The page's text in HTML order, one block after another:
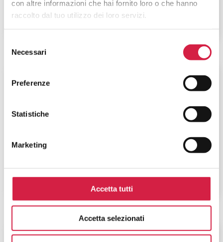
con altre informazioni che hai fornito loro o che hanno
raccolto dal tuo utilizzo dei loro servizi.
delNecessari
Preferenze
Statistiche
Marketing
Accetta tutti
Accetta selezionati
SS. Antonio e Biagio e Cesare Arrigo
Via Venezia, 16
Emilia-Romagna-Ferrara